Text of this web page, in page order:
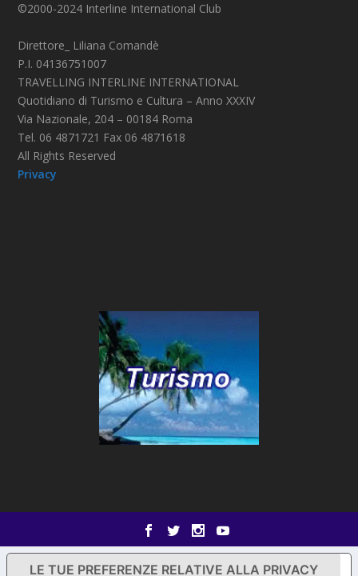
©2000-2024 Interline International Club
Direttore_ Liliana Comandè
P.I. 04136751007
TRAVELLING INTERLINE INTERNATIONAL
Quotidiano di Turismo e Cultura – Anno XXXIV
Via Nazionale, 204 – 00184 Roma
Tel. 06 4871721 Fax 06 4871618
All Rights Reserved
Privacy
LE TUE PREFERENZE RELATIVE ALLA PRIVACY